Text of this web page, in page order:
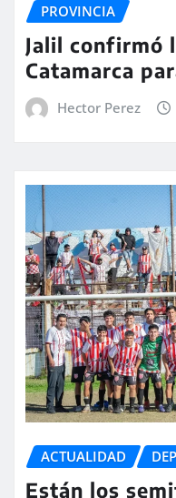
PROVINCIA
Jalil confirmó
Catamarca
Hector Perez
ACTUALIDAD
Están los